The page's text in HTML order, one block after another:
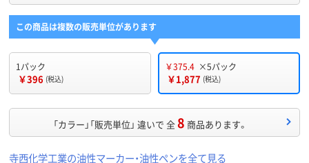
この商品は複数の販売単位があります
1パック
￥396 (税込)
￥375.4 ×5パック
￥1,877 (税込)
「カラー」「販売単位」 違いで 全8 商品あります。
寺西化学工業の油性マーカー・油性ペンを全て見る